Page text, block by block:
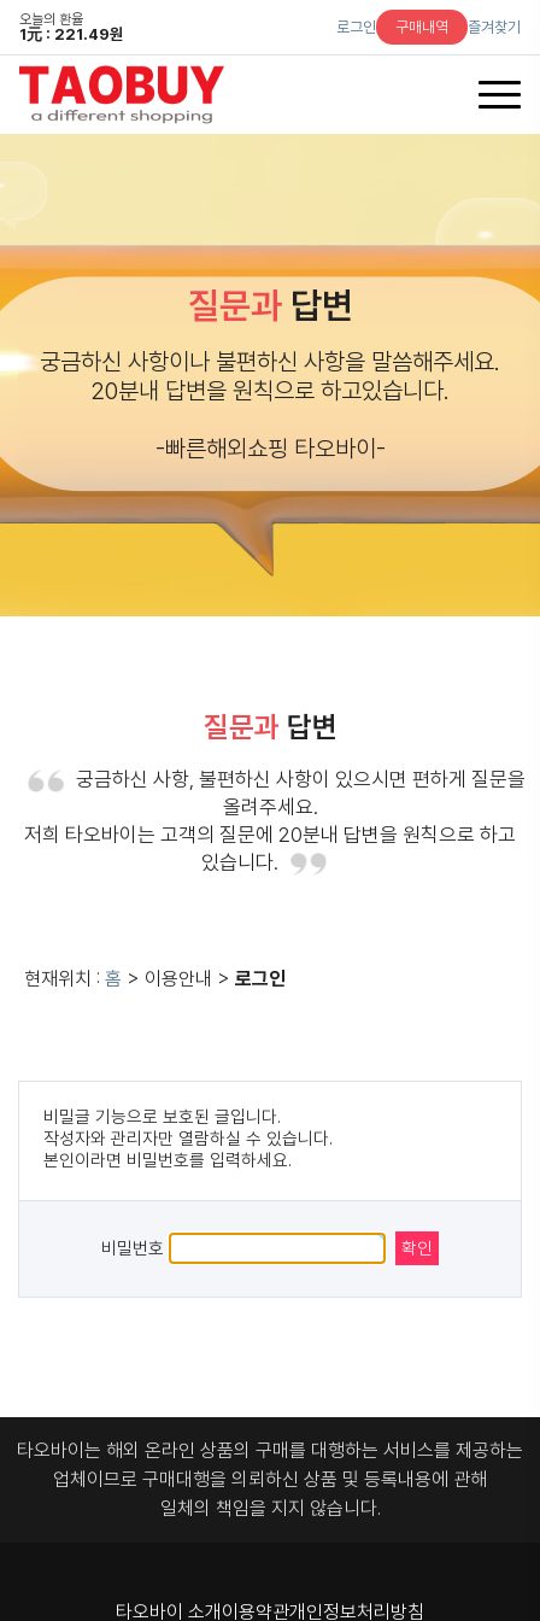
오늘의 환율
1元 : 221.49원 로그인 구매내역 즐겨찾기
질문과 답변
궁금하신 사항이나 불편하신 사항을 말씀해주세요.
20분내 답변을 원칙으로 하고있습니다.
-빠른해외쇼핑 타오바이-
질문과 답변
궁금하신 사항, 불편하신 사항이 있으시면 편하게 질문을
올려주세요.
저희 타오바이는 고객의 질문에 20분내 답변을 원칙으로 하고
있습니다.
현재위치 :홈 > 이용안내 >로그인
비밀글 기능으로 보호된 글입니다.
작성자와 관리자만 열람하실 수 있습니다.
본인이라면 비밀번호를 입력하세요.
비밀번호
타오바이는 해외 온라인 상품의 구매를 대행하는 서비스를 제공하는
업체이므로 구매대행을 의뢰하신 상품 및 등록내용에 관해
일체의 책임을 지지 않습니다.
타오바이 소개이용약관개인정보처리방침